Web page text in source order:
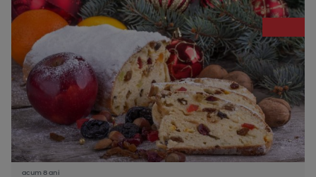
acum 8 ani